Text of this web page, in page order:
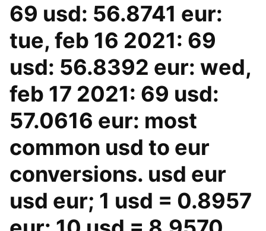
69 usd: 56.8741 eur:
tue, feb 16 2021: 69
usd: 56.8392 eur: wed,
feb 17 2021: 69 usd:
57.0616 eur: most
common usd to eur
conversions. usd eur
usd eur; 1 usd = 0.8957